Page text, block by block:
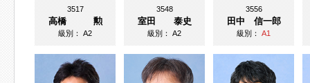
3517
高橋 勲
級別：A2
3548
室田 泰史
級別：A2
3556
田中 信一郎
級別：A1